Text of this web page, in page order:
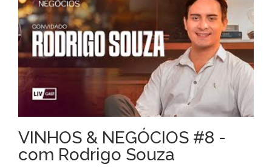
VINHOS & NEGÓCIOS #8 -
com Rodrigo Souza